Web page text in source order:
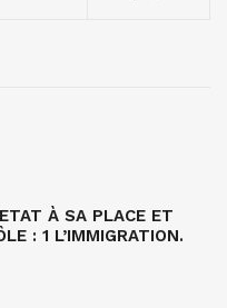
À SA PLACE ET
: 1 L’IMMIGRATION.